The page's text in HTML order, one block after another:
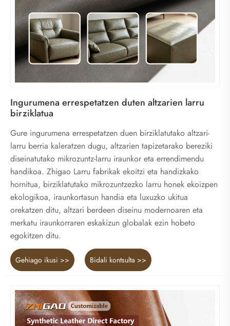
Ingurumena errespetatzen duten altzarien larru
birziklatua
Gure ingurumena errespetatzen duen birziklatutako altzari-
larru berria kaleratzen dugu, altzarien tapizetarako bereziki
diseinatutako mikrozuntz-larru iraunkor eta errendimendu
handikoa. Zhigao Larru fabrikak ekoitzi eta handizkako
hornitua, birziklatutako mikrozuntzezko larru honek ekoizpen
ekologikoa, iraunkortasun handia eta luxuzko ukitua
orekatzen ditu, altzari berdeen diseinu modernoaren eta
merkatu iraunkorraren eskakizun globalak ezin hobeto
egokitzen ditu.
Gehiago ikusi >> Bidali kontsulta >>